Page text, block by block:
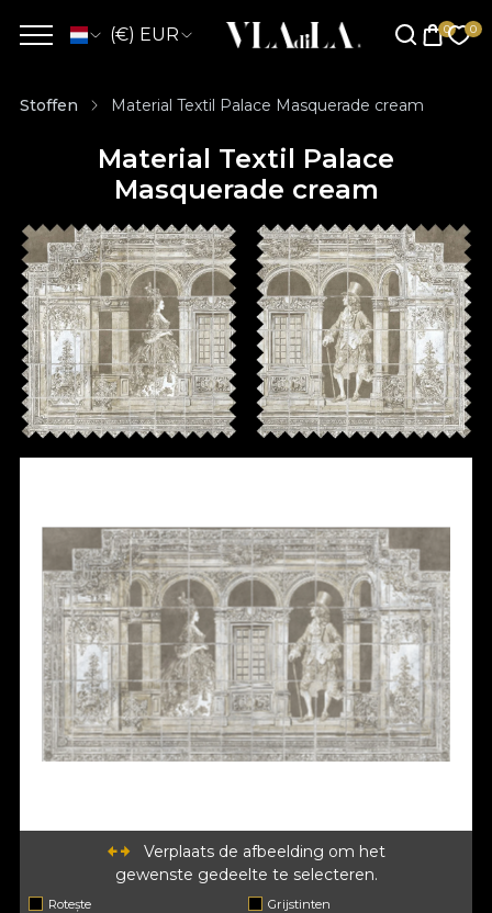
(€) EUR
Stoffen Material Textil Palace Masquerade cream
Material Textil Palace
Masquerade cream
Verplaats de afbeelding om het
gewenste gedeelte te selecteren.
Rotește
Grijstinten